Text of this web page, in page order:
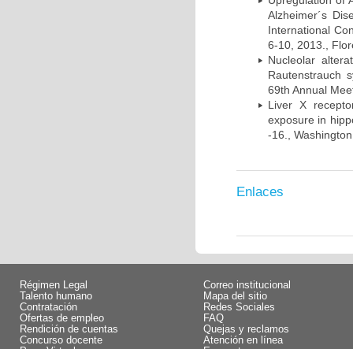
Alzheimer´s
International
6-10, 2013.,
Nucleolar
Rautenstrauch
69th Annual
Liver X
exposure in
-16.,
Enlaces
Régimen Legal
Talento humano
Contratación
Ofertas de empleo
Rendición de cuentas
Concurso docente
Correo institucional
Mapa del sitio
Redes Sociales
FAQ
Quejas y reclamos
Atención en línea